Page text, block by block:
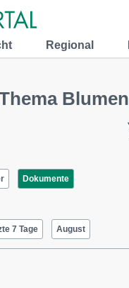
Regional
Blumen
Dokumente
7 Tage August